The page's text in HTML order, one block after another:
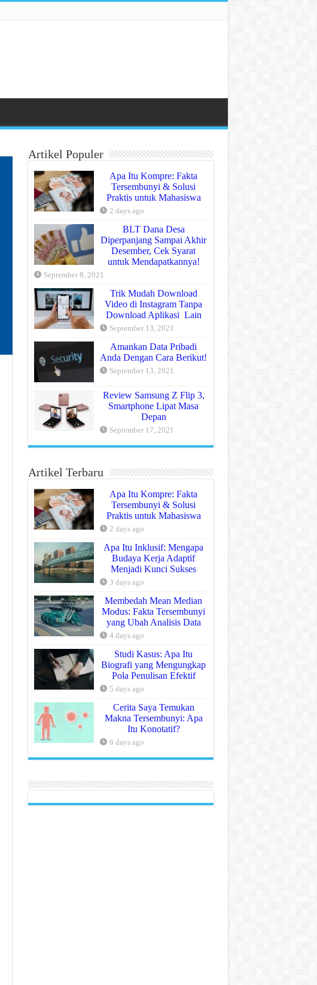
Artikel Populer
Apa Itu Kompre: Fakta
Tersembunyi & Solusi
Praktis untuk Mahasiswa
2 days ago
BLT Dana Desa
Diperpanjang Sampai Akhir
Desember, Cek Syarat
untuk Mendapatkannya!
September 8, 2021
Trik Mudah Download
Video di Instagram Tanpa
Download Aplikasi Lain
September 13, 2021
Amankan Data Pribadi
Anda Dengan Cara Berikut!
September 13, 2021
Review Samsung Z Flip 3,
Smartphone Lipat Masa
Depan
September 17, 2021
Artikel Terbaru
Apa Itu Kompre: Fakta
Tersembunyi & Solusi
Praktis untuk Mahasiswa
2 days ago
Apa Itu Inklusif: Mengapa
Budaya Kerja Adaptif
Menjadi Kunci Sukses
3 days ago
Membedah Mean Median
Modus: Fakta Tersembunyi
yang Ubah Analisis Data
4 days ago
Studi Kasus: Apa Itu
Biografi yang Mengungkap
Pola Penulisan Efektif
5 days ago
Cerita Saya Temukan
Makna Tersembunyi: Apa
Itu Konotatif?
6 days ago